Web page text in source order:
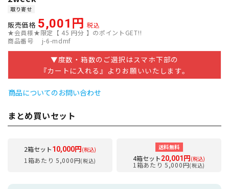
取り寄せ
販売価格 5,001
税込
★会員様★限定【 45 円分 】のポイントGET!!
商品番号
j-6-mdmf
▼度数・箱数のご選択はスマホ下部の
『カートに入れる』よりお願いいたします。
商品についてのお問い合わせ
まとめ買いセット
2箱セット10,000円 (税込)
1箱あたり 5,000円(税込)
送料無料
4箱セット20,001円 (税込)
1箱あたり 5,000円(税込)